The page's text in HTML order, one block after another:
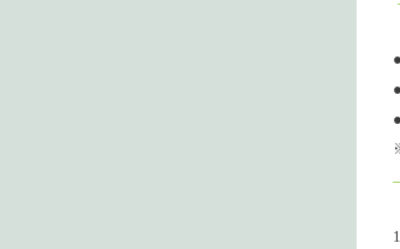
●
●
●